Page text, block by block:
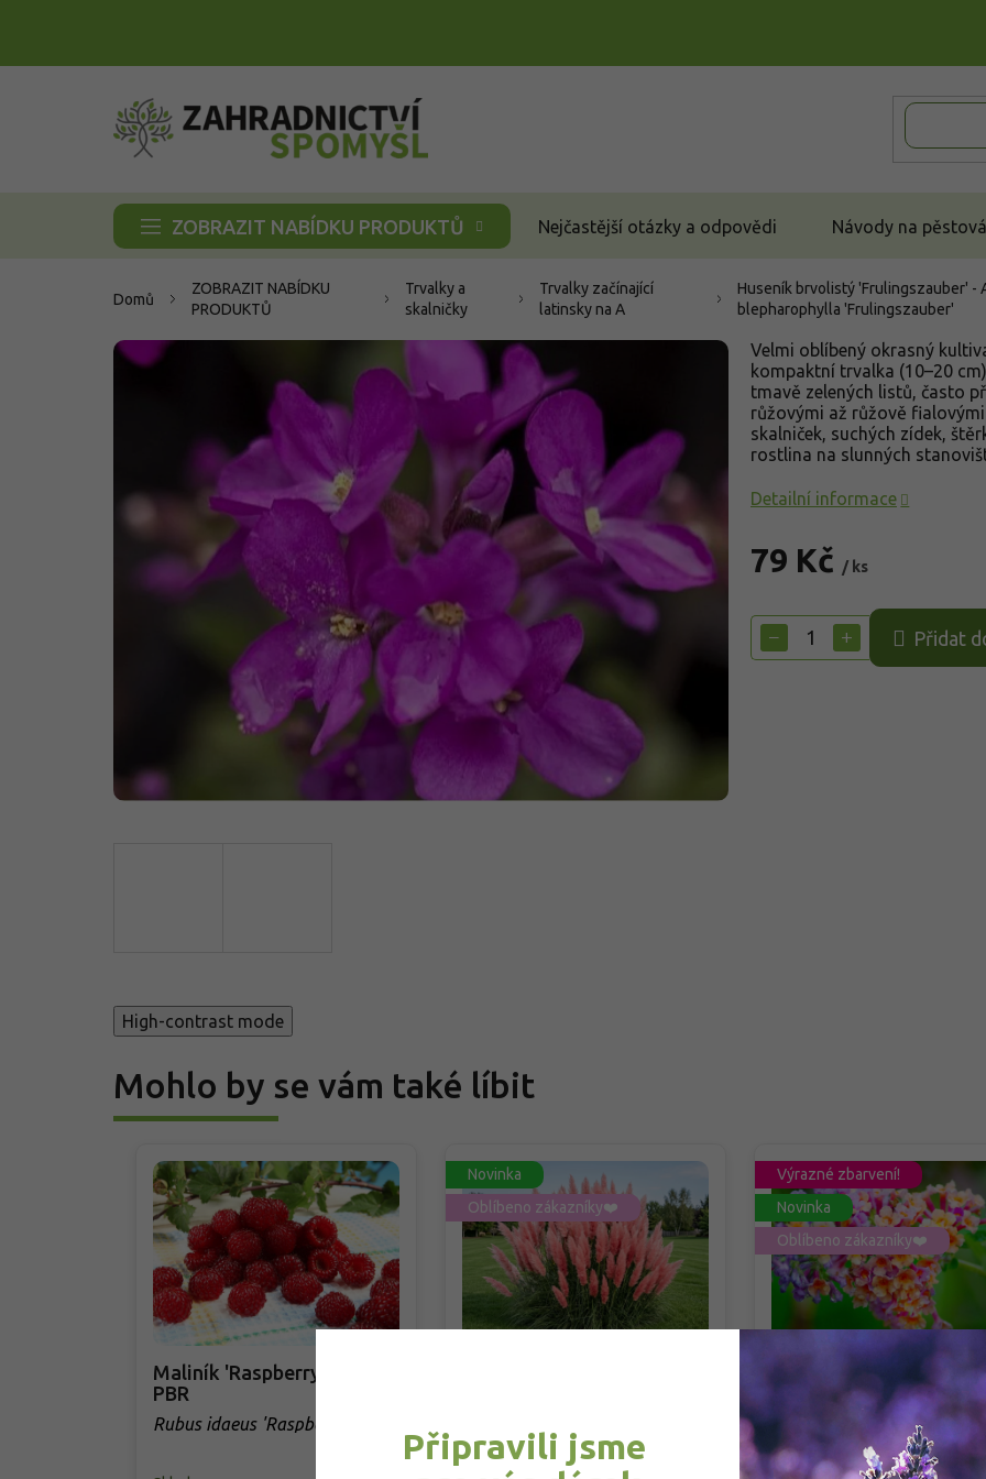
ZOBRAZIT NABÍDKU PRODUKTŮ Nejčastější otázky a odpovědi Návody na
Domů
ZOBRAZIT NABÍDKU
PRODUKTŮ
Trvalky a
skalničky
Trvalky začínající
latinsky na A
Huseník brvolistý 'Frulingszauber' -
blepharophylla 'Frulingszauber'
79 Kč / ks
cena:
+
− Přidat
Velmi oblíbený okrasný
kompaktní trvalka (10–20
tmavě zelených listů, často
růžovými až růžově
skalniček, suchých zídek,
rostlina na slunných
Detailní informace
High-contrast mode
Mohlo by se vám také líbit
Maliník 'Raspberry Tower'
PBR
Rubus idaeus 'Raspberry
Novinka
Oblíbeno zákazníky❤️
Výrazné zbarvení!
Novinka
Oblíbeno zákazníky❤️
Komule Weyerova
Power®'
Buddleja weyeriana 'Flower
Power®'
Připravili jsme